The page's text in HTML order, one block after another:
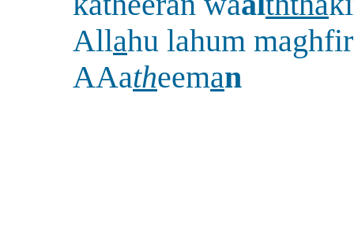
Allahu lahum
AAatheeman